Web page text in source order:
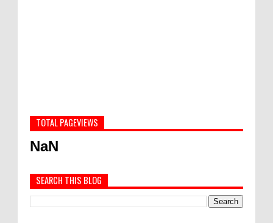
TOTAL PAGEVIEWS
NaN
SEARCH THIS BLOG